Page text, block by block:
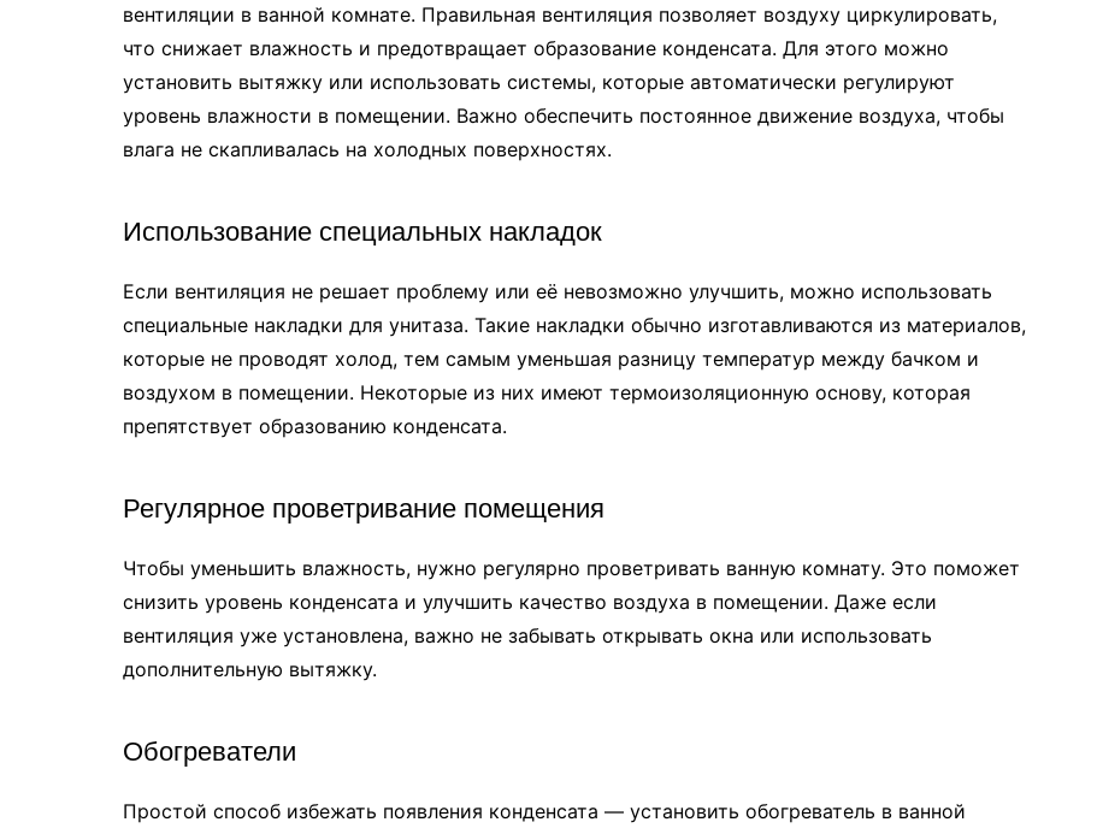
вентиляции в ванной комнате. Правильная вентиляция позволяет воздуху циркулировать,
что снижает влажность и предотвращает образование конденсата. Для этого можно
установить вытяжку или использовать системы, которые автоматически регулируют
уровень влажности в помещении. Важно обеспечить постоянное движение воздуха, чтобы
влага не скапливалась на холодных поверхностях.
Использование специальных накладок
Если вентиляция не решает проблему или её невозможно улучшить, можно использовать
специальные накладки для унитаза. Такие накладки обычно изготавливаются из материалов,
которые не проводят холод, тем самым уменьшая разницу температур между бачком и
воздухом в помещении. Некоторые из них имеют термоизоляционную основу, которая
препятствует образованию конденсата.
Регулярное проветривание помещения
Чтобы уменьшить влажность, нужно регулярно проветривать ванную комнату. Это поможет
снизить уровень конденсата и улучшить качество воздуха в помещении. Даже если
вентиляция уже установлена, важно не забывать открывать окна или использовать
дополнительную вытяжку.
Обогреватели
Простой способ избежать появления конденсата — установить обогреватель в ванной